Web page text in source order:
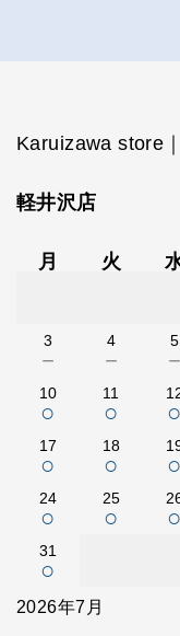
Karuizawa store
軽井沢店
月 火
3
－
4
－
5
－
10
○
11
○ ○
17
○
18
○ ○
24
○
25
○ ○
31
○
2026年7月